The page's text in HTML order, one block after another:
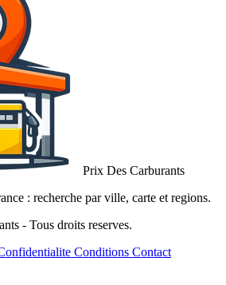
Prix Des Carburants
: recherche par ville, carte et regions.
- Tous droits reserves.
Conditions Contact